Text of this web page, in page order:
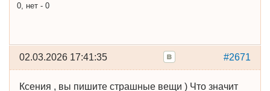
0, нет - 0
#2671
02.03.2026 17:41:35
Ксения , вы пишите страшные вещи ) Что значит